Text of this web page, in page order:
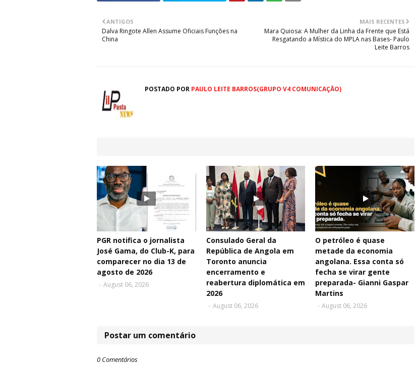
MAIS RECENTES
Mara Quiosa: A Mulher da Linha da Frente que Está
Resgatando a Mística do MPLA nas Bases- Paulo
Leite Barros
ANTIGOS
Dalva Ringote Allen Assume Oficiais Funções na
China
POSTADO POR PAULO LEITE BARROS(GRUPO V4 COMUNICAÇÃO)
PGR notifica o jornalista
José Gama, do Club-K, para
comparecer no dia 13 de
agosto de 2026
- August 06, 2026
Consulado Geral da
República de Angola em
Toronto anuncia
encerramento e
reabertura diplomática em
2026
- August 06, 2026
O petróleo é quase
metade da economia
angolana. Essa conta só
fecha se virar gente
preparada- Gianni Gaspar
Martins
- August 06, 2026
Postar um comentário
0 Comentários